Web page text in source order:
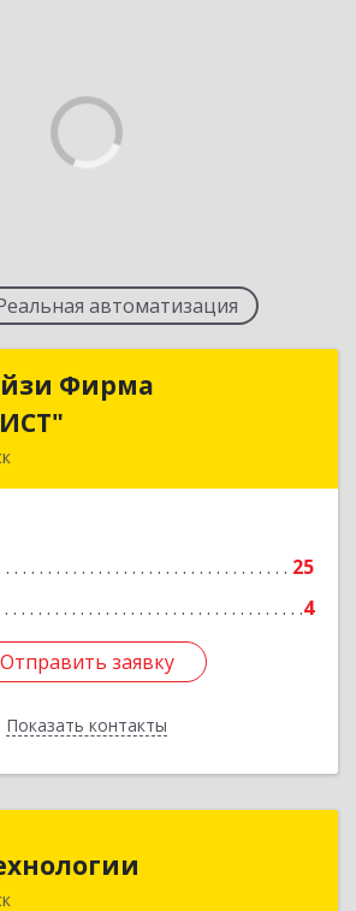
автоматизация
Фирма
25
4
Отправить заявку
Показать контакты
1С:Франчайзи Фирма
Подробнее
Отправить заявку
Назад
Казахстан, ВКО, г. Усть-